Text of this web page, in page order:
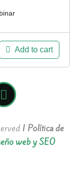
Add to cart
| Política de
web y SEO